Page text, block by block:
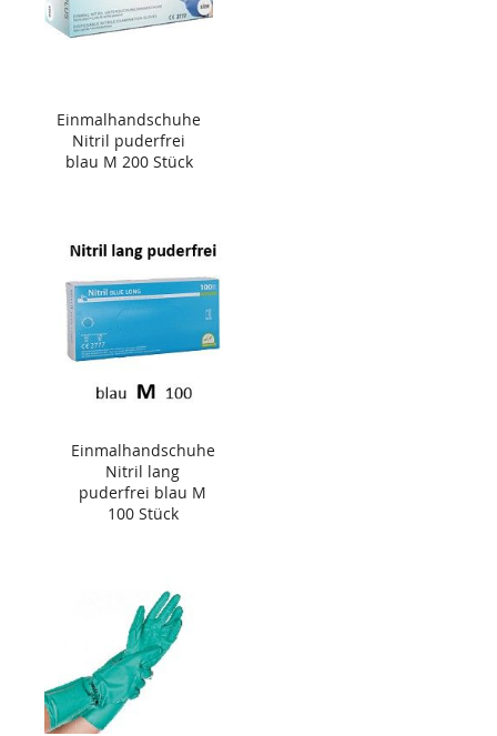
Einmalhandschuhe
Nitril puderfrei
blau M 200 Stück
Einmalhandschuhe
Nitril lang
puderfrei blau M
100 Stück